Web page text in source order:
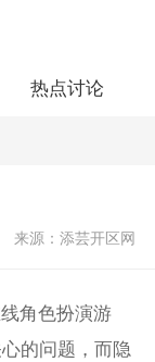
热点讨论
来源：添芸开区网
角色扮演游
的问题，而隐